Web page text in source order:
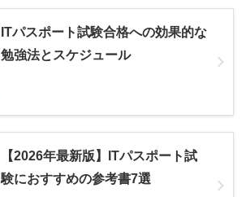
ITパスポート試験合格への効果的な
勉強法とスケジュール
【2026年最新版】ITパスポート試
験におすすめの参考書7選